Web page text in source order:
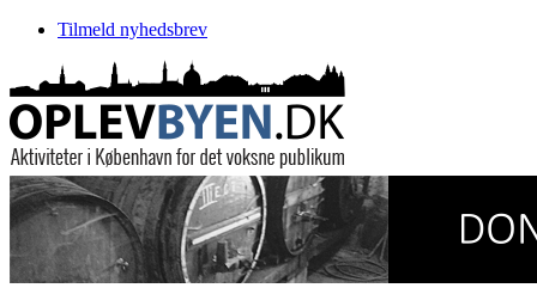
Tilmeld nyhedsbrev